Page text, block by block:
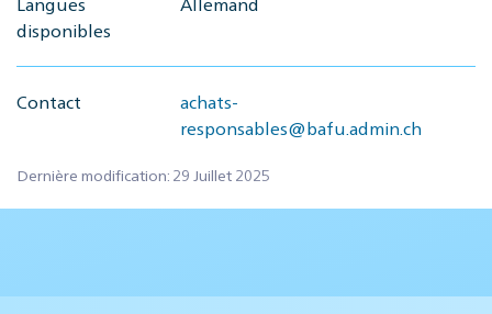
disponibles
Contact
achats-
responsables@bafu.admin.ch
Dernière modification: 29 Juillet 2025